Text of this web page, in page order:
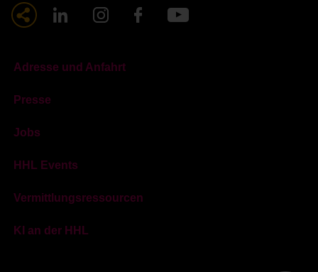
Adresse und Anfahrt
Presse
Jobs
HHL Events
Vermittlungsressourcen
KI an der HHL